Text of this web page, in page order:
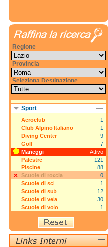
Regione
Provincia
Seleziona Destinazione
Sport
Aeroclub
1
Club Alpino Italiano
1
Diving Center
9
Golf
7
Maneggi
Attivo
Palestre
121
Piscine
88
Scuole di roccia
0
Scuole di sci
1
Scuole di sub
12
Scuole di vela
30
Scuole di volo
1